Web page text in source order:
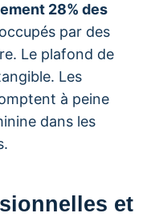
28% des
par des
Le plafond de
Les
à peine
dans les
et